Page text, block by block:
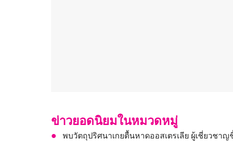
ข่าวยอดนิยมในหมวดหมู่
พบวัตถุปริศนาเกยตื้นหาดออสเตรเลีย ผู้เชี่ยวชาญ